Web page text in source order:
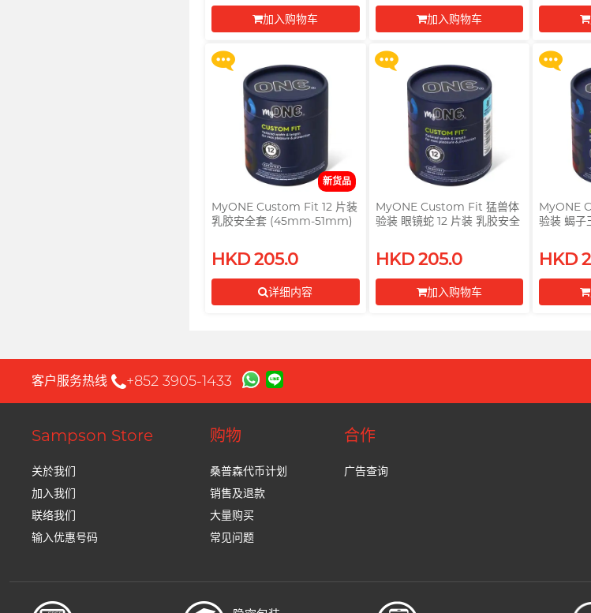
加入购物车
加入购物车
更多优惠
新货品
MyONE Custom Fit 12 片装
乳胶安全套 (45mm-51mm)
HKD 205.0
详细内容
更多优惠
MyONE Custom Fit 猛兽体
验装 眼镜蛇 12 片装 乳胶安全
HKD 205.0
加入购物车
更多优惠
MyONE
验装 蝎子
HKD
客户服务热线 +852 3905-1433
Sampson Store
关於我们
加入我们
联络我们
输入优惠号码
购物
桑普森代币计划
销售及退款
大量购买
常见问题
合作
广告查询